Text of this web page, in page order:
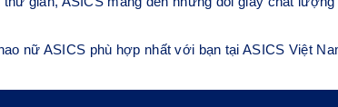
nữ ASICS phù hợp nhất với bạn tại ASICS Việt